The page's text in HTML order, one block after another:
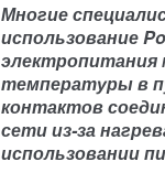
Многие
использование
температуры в
контактов
сетииз-за
использовании